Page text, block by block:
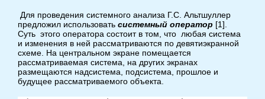
Для проведения системного анализа Г.С. Альтшуллер
предложил использовать системный оператор [1].
Суть этого оператора состоит в том, что любая система
и изменения в ней рассматриваются по девятиэкранной
схеме. На центральном экране помещается
рассматриваемая система, на других экранах
размещаются надсистема, подсистема, прошлое и
будущее рассматриваемого объекта.